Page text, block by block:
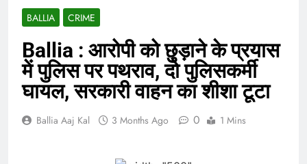
BALLIA CRIME
Ballia : आरोपी को छुड़ाने के प्रयास
में पुलिस पर पथराव, दो पुलिसकर्मी
घायल, सरकारी वाहन का शीशा टूटा
Ballia Aaj Kal 3 Months Ago 0 1 Mins